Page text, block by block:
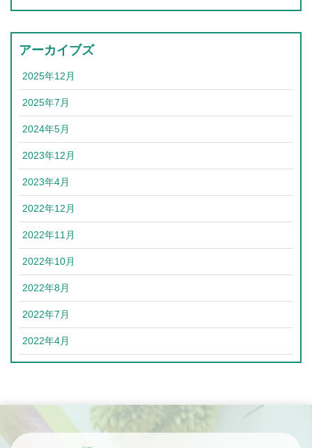
アーカイブズ
2025年12月
2025年7月
2024年5月
2023年12月
2023年4月
2022年12月
2022年11月
2022年10月
2022年8月
2022年7月
2022年4月